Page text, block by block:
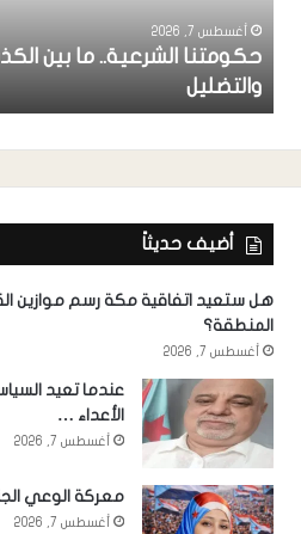
أغسطس 7, 2026
حكومتنا الشرعية.. ما بين
والتضليل
أضيف حديثاً
هل ستعيد اتفاقية مكة رسم موازين
المنطقة؟
أغسطس 7, 2026
عندما تعيد
الأعداء …
أغسطس 7, 2026
معركة الوعي
أغسطس 7, 2026